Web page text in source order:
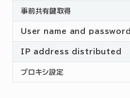
事前共有鍵取得
User name and password
IP address distributed
プロキシ設定